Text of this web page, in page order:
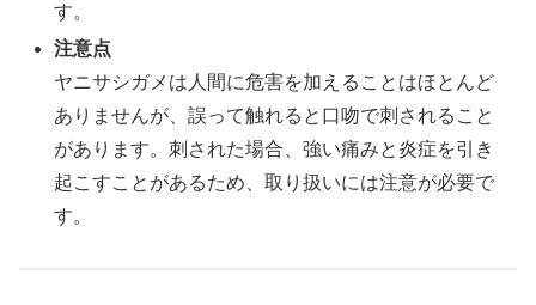
す。
注意点
ヤニサシガメは人間に危害を加えることはほとんど
ありませんが、誤って触れると口吻で刺されること
があります。刺された場合、強い痛みと炎症を引き
起こすことがあるため、取り扱いには注意が必要で
す。